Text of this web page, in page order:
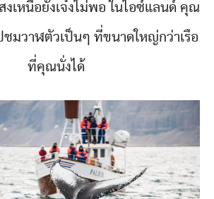
เหนือยังเจ๋งไม่พอ ในไอซ์แลนด์ คุณ
ชมวาฬตัวเป็นๆ ที่ขนาดใหญ่กว่าเรือ
ที่คุณนั่งได้